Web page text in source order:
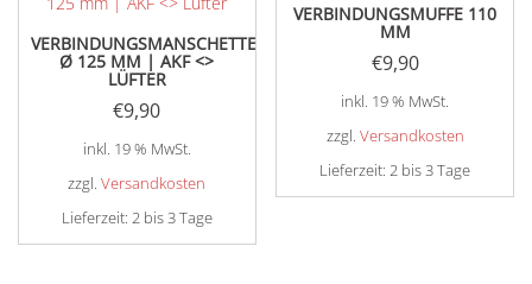
VERBINDUNGSMANSCHETTE
Ø 125 MM | AKF <>
LÜFTER
€9,90
inkl. 19 % MwSt.
zzgl.Versandkosten
Lieferzeit: 2 bis 3 Tage
VERBINDUNGSMUFFE 110
MM
€9,90
inkl. 19 % MwSt.
zzgl. Versandkosten
Lieferzeit:2 bis 3 Tage